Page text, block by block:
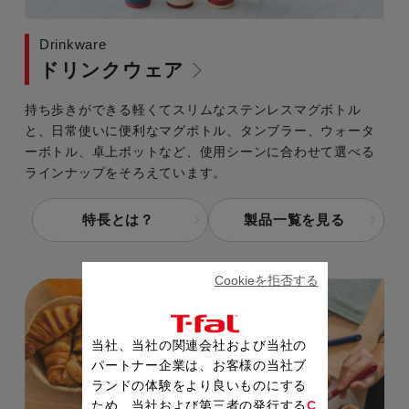
ドリンクウェア
Drinkware
持ち歩きができる軽くてスリムなステンレスマグボトル
と、日常使いに便利なマグボトル、タンブラー、ウォータ
ーボトル、卓上ポットなど、使用シーンに合わせて選べる
ラインナップをそろえています。
特長とは？ 製品一覧を見る
当社、当社の関連会社および当社の
パートナー企業は、お客様の当社ブ
ランドの体験をより良いものにする
ため、当社および第三者の発行するC
Cookieを拒否する